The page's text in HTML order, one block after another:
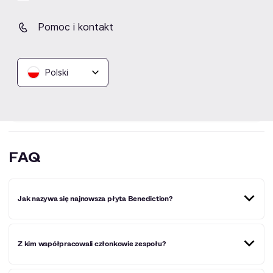
Pomoc i kontakt
Polski
Brak aktualnych wydarzeń
FAQ
Jak nazywa się najnowsza płyta Benediction?
2020 r. i nosi tytuł "Scriptures".
Z kim współpracowali członkowie zespołu?